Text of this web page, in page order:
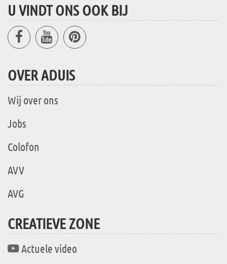
U VINDT ONS OOK BIJ
OVER ADUIS
Wij over ons
Jobs
Colofon
AVV
AVG
CREATIEVE ZONE
Actuele video